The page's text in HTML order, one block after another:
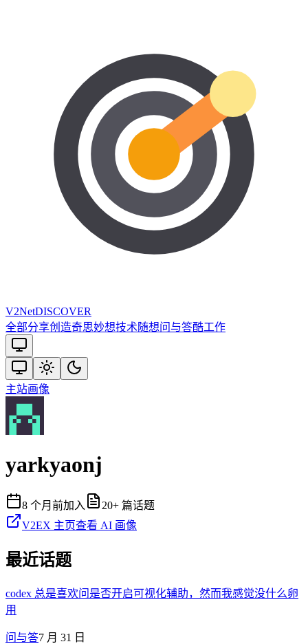
V2NetDISCOVER
全部分享创造奇思妙想技术随想问与答酷工作
主站画像
yarkyaonj
8 个月前加入 20+ 篇话题
V2EX 主页查看 AI 画像
最近话题
codex 总是喜欢问是否开启可视化辅助，然而我感觉没什么卵
用
问与答7 月 31 日